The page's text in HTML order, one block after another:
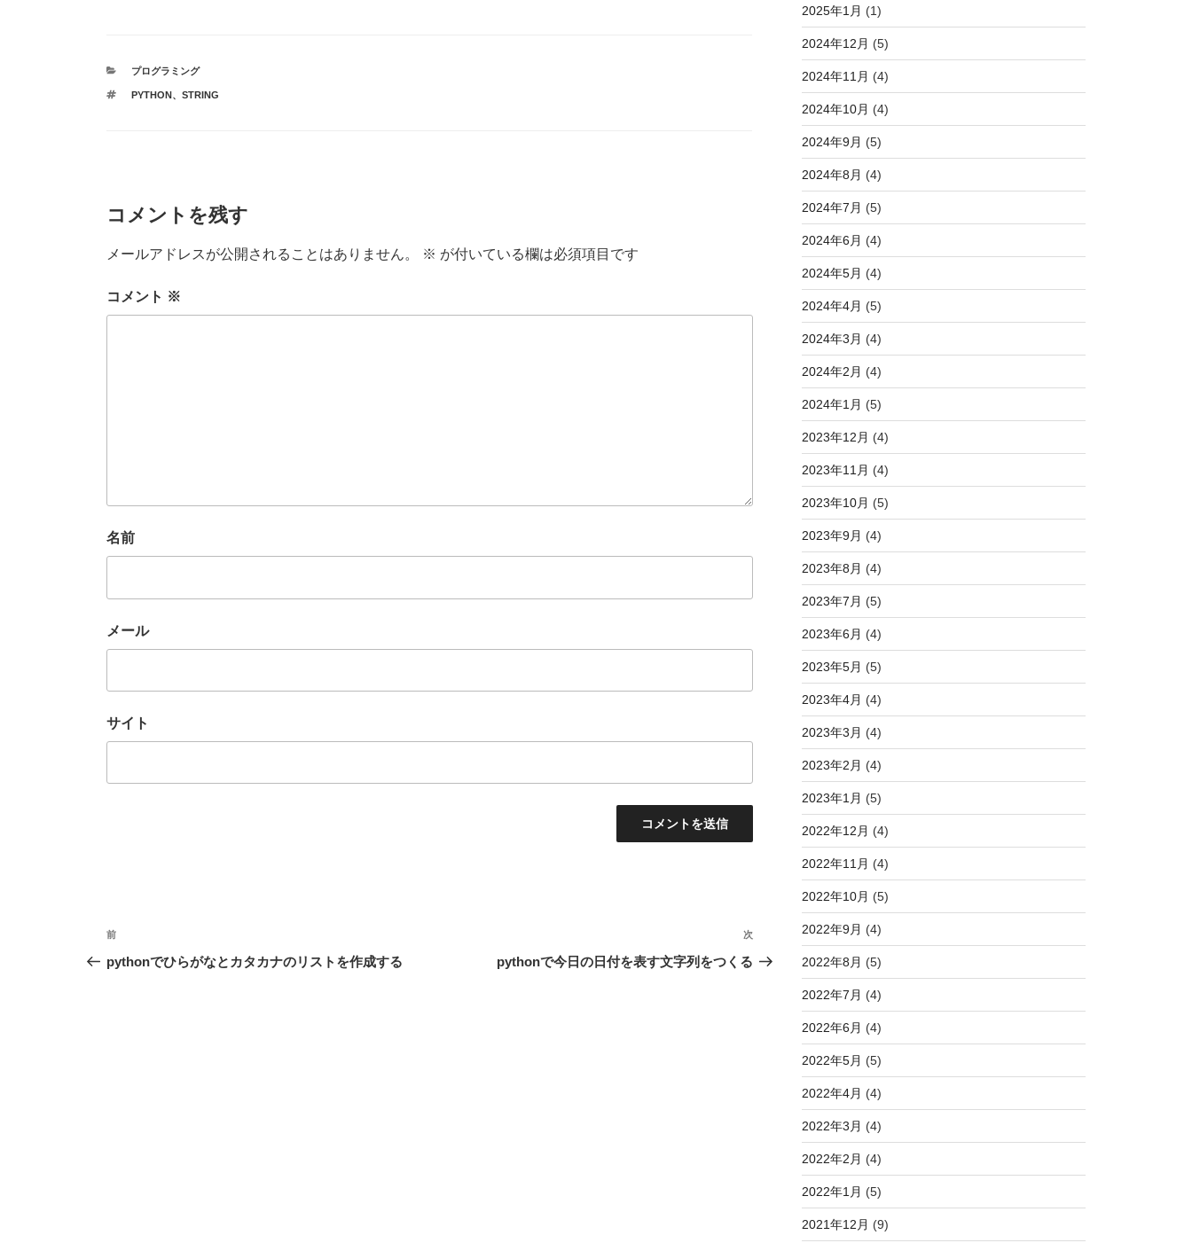
e
b
er
カ
ゴ
プログラミング
タ
PYTHON 、 STRING
コメントを残す
メールアドレスが公開されることはありません。 ※ が付いている欄は必須項目です
コメント ※
名前
メール
サイト
投
稿
前
の
前
pythonでひらがなとカタカナのリストを作成する
次
の
次
pythonで今日の日付を表す文字列をつくる
2025年1月 (1)
2024年12月 (5)
2024年11月 (4)
2024年10月 (4)
2024年9月 (5)
2024年8月 (4)
2024年7月 (5)
2024年6月 (4)
2024年5月 (4)
2024年4月 (5)
2024年3月 (4)
2024年2月 (4)
2024年1月 (5)
2023年12月 (4)
2023年11月 (4)
2023年10月 (5)
2023年9月 (4)
2023年8月 (4)
2023年7月 (5)
2023年6月 (4)
2023年5月 (5)
2023年4月 (4)
2023年3月 (4)
2023年2月 (4)
2023年1月 (5)
2022年12月 (4)
2022年11月 (4)
2022年10月 (5)
2022年9月 (4)
2022年8月 (5)
2022年7月 (4)
2022年6月 (4)
2022年5月 (5)
2022年4月 (4)
2022年3月 (4)
2022年2月 (4)
2022年1月 (5)
2021年12月 (9)